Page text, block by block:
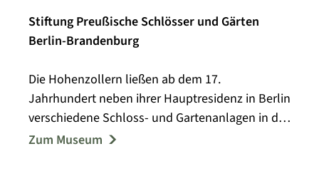
Stiftung Preußische Schlösser und Gärten
Berlin-Brandenburg
Die Hohenzollern ließen ab dem 17.
Jahrhundert neben ihrer Hauptresidenz in Berlin
verschiedene Schloss- und Gartenanlagen in der
Havellandschaft bei Potsdam errichten. Der
Zum Museum